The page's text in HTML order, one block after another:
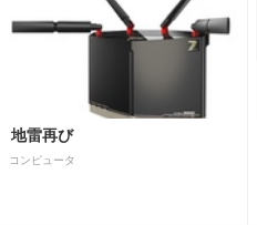
地雷再び
コンピュータ